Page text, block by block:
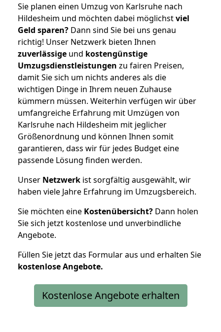
Sie planen einen Umzug von Karlsruhe nach
Hildesheim und möchten dabei möglichstviel
Geld sparen? Dann sind Sie bei uns genau
richtig! Unser Netzwerk bieten Ihnen
zuverlässige und kostengünstige
Umzugsdienstleistungen zu fairen Preisen,
damit Sie sich um nichts anderes als die
wichtigen Dinge in Ihrem neuen Zuhause
kümmern müssen. Weiterhin verfügen wir über
umfangreiche Erfahrung mit Umzügen von
Karlsruhe nach Hildesheim mit jeglicher
Größenordnung und können Ihnen somit
garantieren, dass wir für jedes Budget eine
passende Lösung finden werden.
Unser Netzwerk ist sorgfältig ausgewählt, wir
haben viele Jahre Erfahrung im Umzugsbereich.
Sie möchten eine Kostenübersicht? Dann holen
Sie sich jetzt kostenlose und unverbindliche
Angebote.
Füllen Sie jetzt das Formular aus und erhalten Sie
kostenloseAngebote.
Kostenlose Angebote erhalten